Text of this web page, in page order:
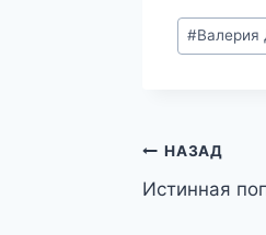
Метки
записи:
#Валерия
по
НАЗАД
Истинная